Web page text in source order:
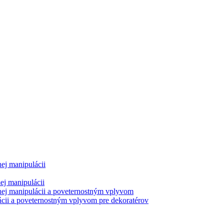
manipulácii
manipulácii
manipulácii a poveternostným vplyvom
a poveternostným vplyvom pre dekoratérov